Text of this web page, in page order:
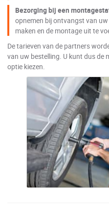
Bezorging bij een
opnemen bij ontvangst van
maken en de montage uit te
De tarieven van de partners
van uw bestelling. U kunt dus de
optie kiezen.